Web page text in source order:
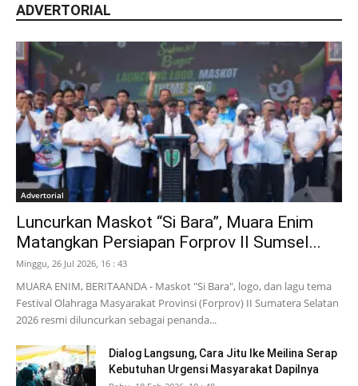
ADVERTORIAL
Advertorial
Luncurkan Maskot “Si Bara”, Muara Enim
Matangkan Persiapan Forprov II Sumsel...
Minggu, 26 Jul 2026, 16 : 43
MUARA ENIM, BERITAANDA - Maskot "Si Bara", logo, dan lagu tema
Festival Olahraga Masyarakat Provinsi (Forprov) II Sumatera Selatan
2026 resmi diluncurkan sebagai penanda...
Dialog Langsung, Cara Jitu Ike Meilina Serap
Kebutuhan Urgensi Masyarakat Dapilnya